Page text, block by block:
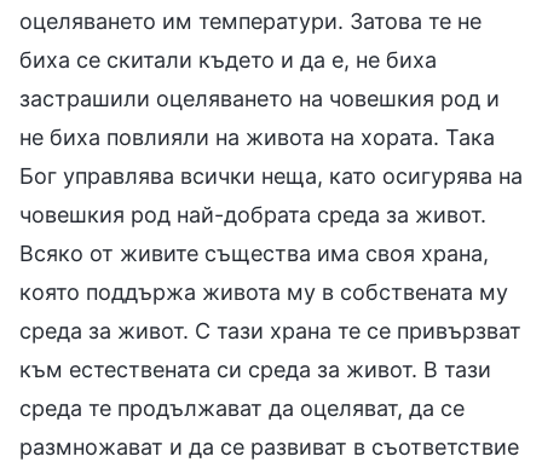
оцеляването им температури. Затова те не
биха се скитали където и да е, не биха
застрашили оцеляването на човешкия род и
не биха повлияли на живота на хората. Така
Бог управлява всички неща, като осигурява на
човешкия род най-добрата среда за живот.
Всяко от живите същества има своя храна,
която поддържа живота му в собствената му
среда за живот. С тази храна те се привързват
към естествената си среда за живот. В тази
среда те продължават да оцеляват, да се
размножават и да се развиват в съответствие